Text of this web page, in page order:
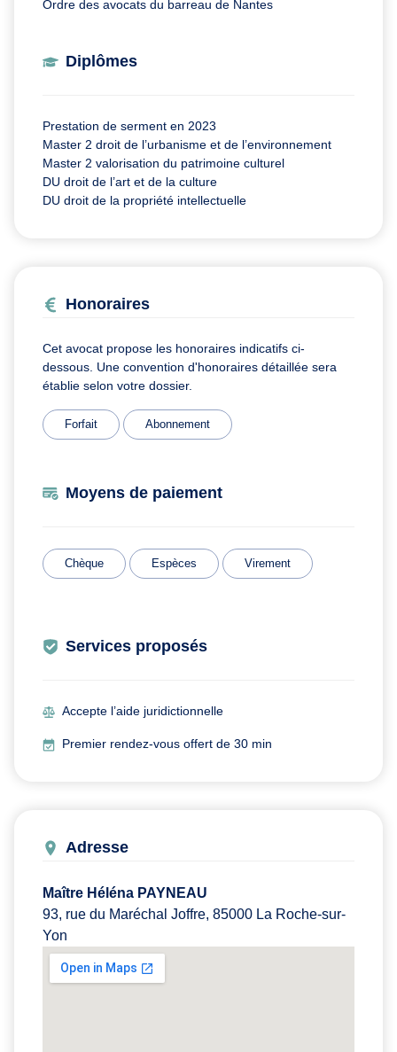
Ordre des avocats du barreau de Nantes
Diplômes
Prestation de serment en 2023
Master 2 droit de l’urbanisme et de l’environnement
Master 2 valorisation du patrimoine culturel
DU droit de l’art et de la culture
DU droit de la propriété intellectuelle
Honoraires
Cet avocat propose les honoraires indicatifs ci-
dessous. Une convention d'honoraires détaillée sera
établie selon votre dossier.
Forfait Abonnement
Moyens de paiement
Chèque Espèces Virement
Services proposés
Accepte l’aide juridictionnelle
Premier rendez-vous offert de 30 min
Adresse
Maître Héléna PAYNEAU
93, rue du Maréchal Joffre, 85000 La Roche-sur-
Yon